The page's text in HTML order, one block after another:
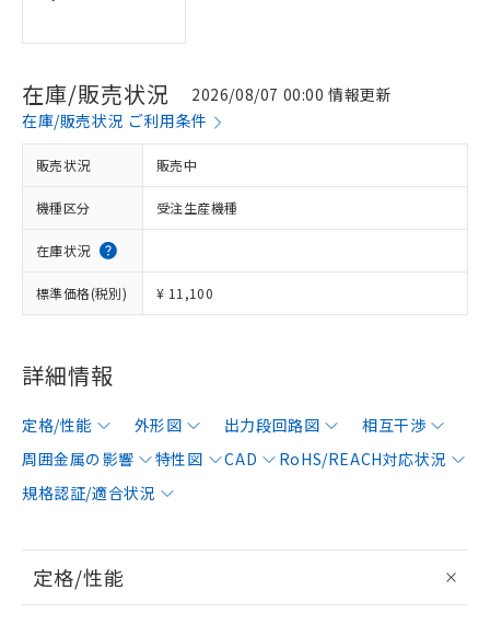
在庫/販売状況
2026/08/07 00:00 情報更新
在庫/販売状況 ご利用条件
販売状況 販売中
機種区分 受注生産機種
在庫状況
標準価格(税別) ¥ 11,100
詳細情報
定格/性能 外形図 出力段回路図
相互干渉
周囲金属の影響
特性図 CAD
RoHS/REACH対応状況
規格認証/適合状況
定格/性能